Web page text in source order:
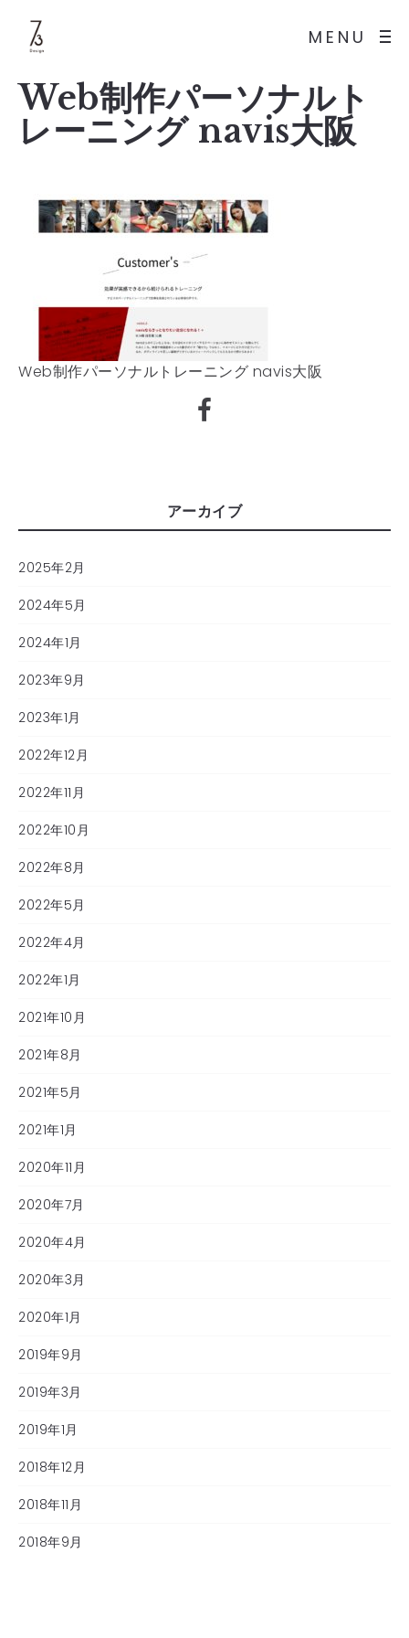
MENU
Web制作パーソナルト
レーニング navis大阪
Web制作パーソナルトレーニング navis大阪
アーカイブ
2025年2月
2024年5月
2024年1月
2023年9月
2023年1月
2022年12月
2022年11月
2022年10月
2022年8月
2022年5月
2022年4月
2022年1月
2021年10月
2021年8月
2021年5月
2021年1月
2020年11月
2020年7月
2020年4月
2020年3月
2020年1月
2019年9月
2019年3月
2019年1月
2018年12月
2018年11月
2018年9月